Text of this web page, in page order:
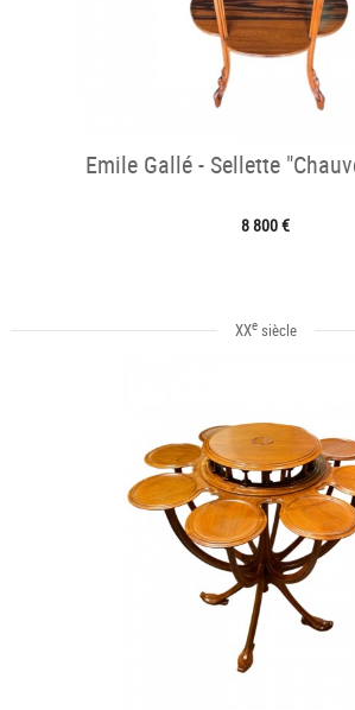
Emile Gallé - Sellette
8 800 €
XXesiècle